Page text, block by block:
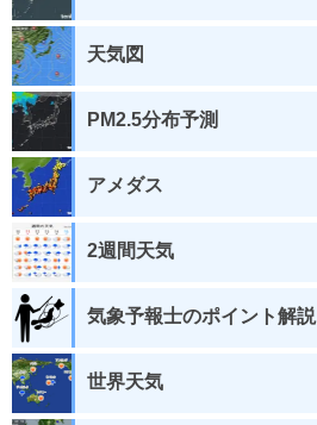
天気図
PM2.5分布予測
アメダス
2週間天気
気象予報士のポイント解説
世界天気